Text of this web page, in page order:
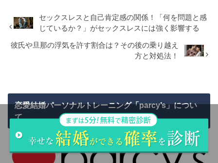
セックスレスと自己肯定感の関係！「何を問題と感
じているか？」がセックスレスには強く影響する
彼氏や旦那の浮気を許す割合は？その後の乗り越え
方と対処法！
恋愛結婚パーソナルトレーニング「parcy’s」につい
て